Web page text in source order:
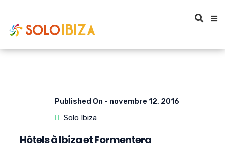
Published On - novembre 12, 2016
Solo Ibiza
Hôtels à Ibiza et Formentera